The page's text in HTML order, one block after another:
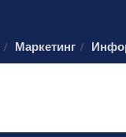
Маркетинг